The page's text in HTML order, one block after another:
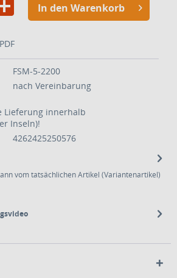
In den Warenkorb
PDF
FSM-5-2200
nach Vereinbarung
Lieferung innerhalb
Inseln)!
4262425250576
vom tatsächlichen Artikel (Variantenartikel)